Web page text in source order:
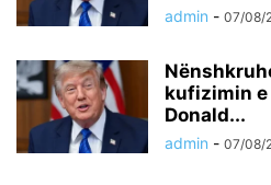
admin - 07/08/
kufizimin
Donald...
admin - 07/08/